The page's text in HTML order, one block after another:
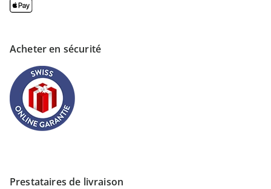
Acheter en sécurité
Prestataires de livraison